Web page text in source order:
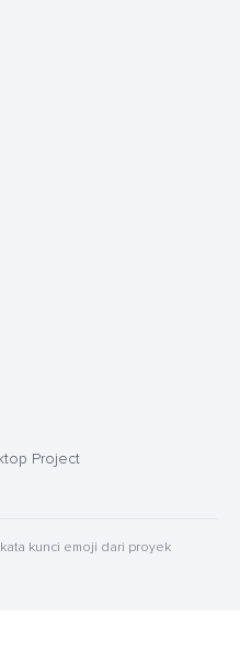
Project
kunci emoji dari proyek